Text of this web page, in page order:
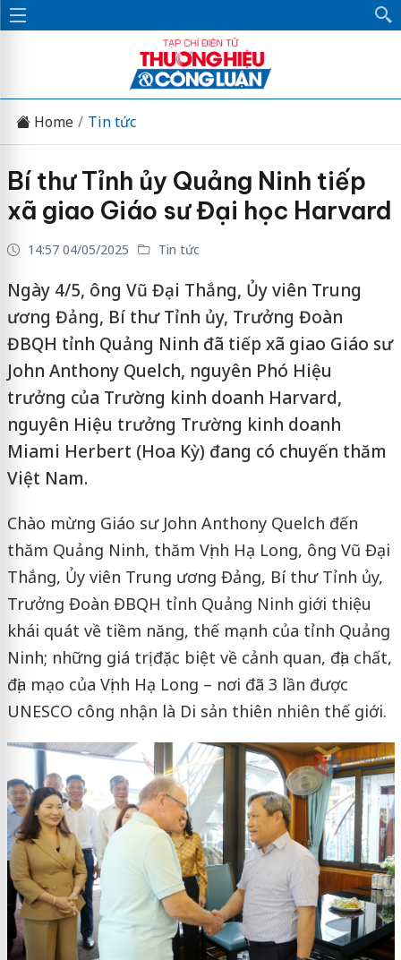
Home Tin tức
Bí thư Tỉnh ủy Quảng Ninh tiếp
xã giao Giáo sư Đại học Harvard
14:57 04/05/2025 Tin tức
Ngày 4/5, ông Vũ Đại Thắng, Ủy viên Trung
ương Đảng, Bí thư Tỉnh ủy, Trưởng Đoàn
ĐBQH tỉnh Quảng Ninh đã tiếp xã giao Giáo sư
John Anthony Quelch, nguyên Phó Hiệu
trưởng của Trường kinh doanh Harvard,
nguyên Hiệu trưởng Trường kinh doanh
Miami Herbert (Hoa Kỳ) đang có chuyến thăm
Việt Nam.
Chào mừng Giáo sư John Anthony Quelch đến
thăm Quảng Ninh, thăm Vịnh Hạ Long, ông Vũ Đại
Thắng, Ủy viên Trung ương Đảng, Bí thư Tỉnh ủy,
Trưởng Đoàn ĐBQH tỉnh Quảng Ninh giới thiệu
khái quát về tiềm năng, thế mạnh của tỉnh Quảng
Ninh; những giá trị đặc biệt về cảnh quan, địa chất,
địa mạo của Vịnh Hạ Long – nơi đã 3 lần được
UNESCO công nhận là Di sản thiên nhiên thế giới.